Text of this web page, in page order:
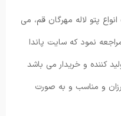
پتو لاله مهرگان قم، می
نمود که سایت پاندا
کننده و خریدار می باشد
و مناسب و به صورت